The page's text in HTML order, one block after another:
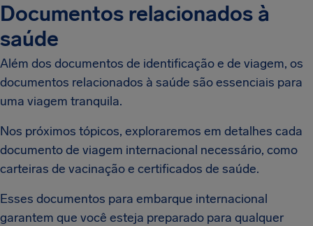
Documentos relacionados à
saúde
Além dos documentos de identificação e de viagem, os
documentos relacionados à saúde são essenciais para
uma viagem tranquila.
Nos próximos tópicos, exploraremos em detalhes cada
documento de viagem internacional necessário, como
carteiras de vacinação e certificados de saúde.
Esses documentos para embarque internacional
garantem que você esteja preparado para qualquer